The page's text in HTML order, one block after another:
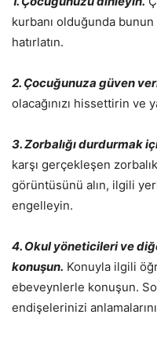
kurbanı olduğunda bunun
hatırlatın.
2. Çocuğunuza güven
olacağınızı hissettirin ve
3. Zorbalığı durdurmak
karşı gerçekleşen
görüntüsünü alın, ilgili
engelleyin.
4. Okul yöneticileri ve
konuşun. Konuyla ilgili
ebeveynlerle konuşun.
endişelerinizi